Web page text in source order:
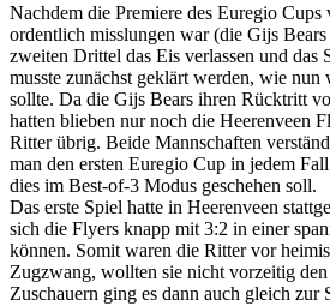
Nachdem die Premiere des Euregio
ordentlich misslungen war (die Gijs
zweiten Drittel das Eis verlassen und das
musste zunächst geklärt werden, wie nun
sollte. Da die Gijs Bears ihren Rücktritt
hatten blieben nur noch die Heerenveen
Ritter übrig. Beide Mannschaften
man den ersten Euregio Cup in jedem
dies im Best-of-3 Modus geschehen soll.
Das erste Spiel hatte in Heerenveen
sich die Flyers knapp mit 3:2 in einer
können. Somit waren die Ritter vor
Zugzwang, wollten sie nicht vorzeitig
Zuschauern ging es dann auch gleich zur